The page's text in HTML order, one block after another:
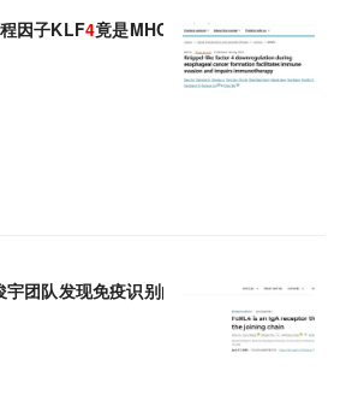
因子KLF4竟是MHC I类抗原呈递的守门人
团队发现免疫识别的“分子钥匙”，FcRL